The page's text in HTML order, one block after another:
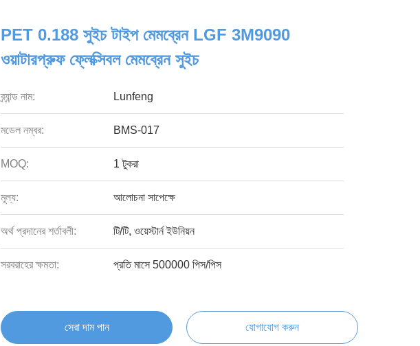
PET 0.188 সুইচ টাইপ মেমব্রেন LGF 3M9090
ওয়াটারপ্রুফ ফ্লেক্সিবল মেমব্রেন সুইচ
ব্র্যান্ড নাম: Lunfeng
মডেল নম্বর: BMS-017
MOQ: 1 টুকরা
মূল্য: আলোচনা সাপেক্ষে
অর্থ প্রদানের শর্তাবলী: টি/টি, ওয়েস্টার্ন ইউনিয়ন
সরবরাহের ক্ষমতা: প্রতি মাসে 500000 পিস/পিস
সেরা দাম পান যোগাযোগ করুন